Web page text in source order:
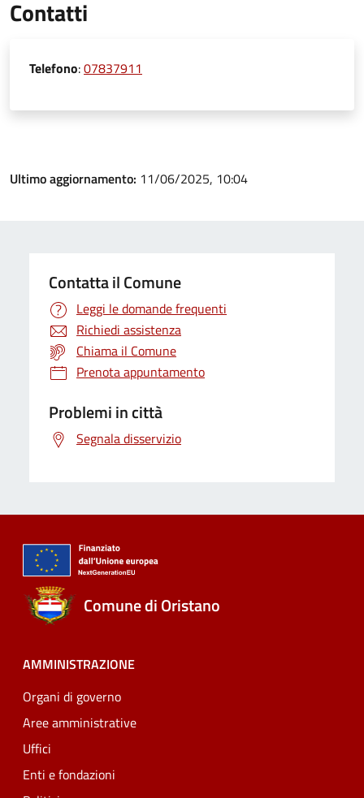
Contatti
Telefono:07837911
Ultimo aggiornamento: 11/06/2025, 10:04
Contatta il Comune
Leggi le domande frequenti
Richiedi assistenza
Chiama il Comune
Prenota appuntamento
Problemi in città
Segnala disservizio
Comune di Oristano
AMMINISTRAZIONE
Organi di governo
Aree amministrative
Uffici
Enti e fondazioni